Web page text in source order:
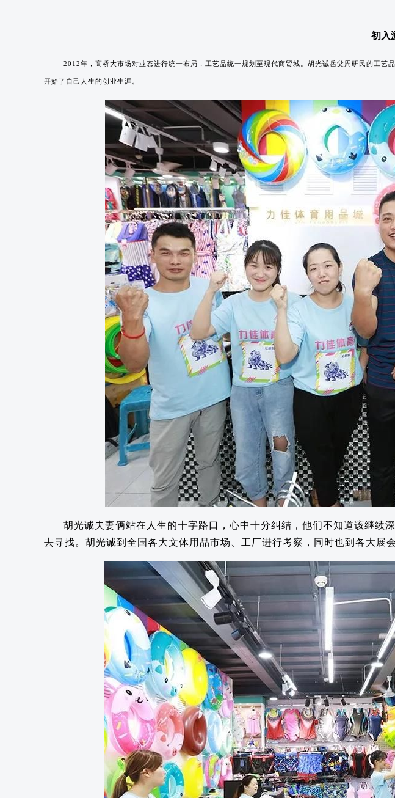
初入
2012年，高桥大市场对业态进行统一布局，工艺品统一规划至现代商贸城。胡光诚岳父周研民的工
开始了自己人生的创业生涯。
胡光诚夫妻俩站在人生的十字路口，心中十分纠结，他们不知道该继续
去寻找。胡光诚到全国各大文体用品市场、工厂进行考察，同时也到各大展